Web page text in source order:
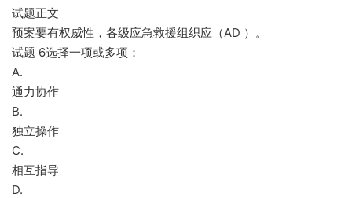
试题正文
预案要有权威性，各级应急救援组织应（AD ）。
试题 6选择一项或多项：
A.
通力协作
B.
独立操作
C.
相互指导
D.